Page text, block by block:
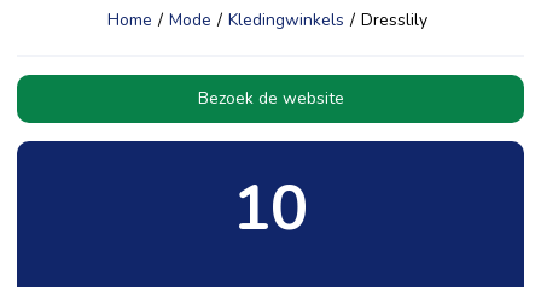
Home / Mode / Kledingwinkels / Dresslily
Bezoek de website
10